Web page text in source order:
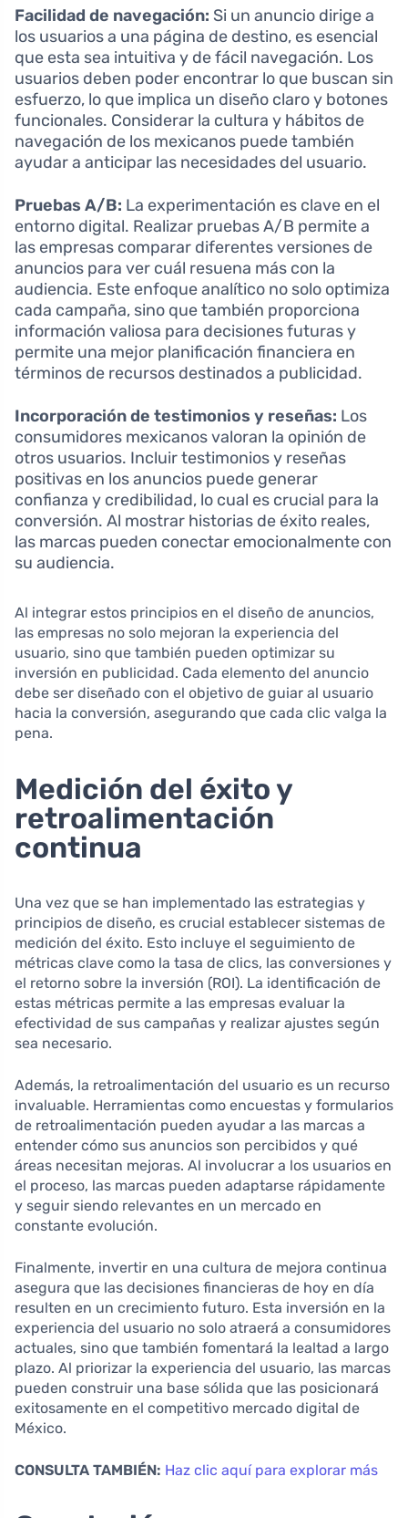
Facilidad de navegación: Si un anuncio dirige a
los usuarios a una página de destino, es esencial
que esta sea intuitiva y de fácil navegación. Los
usuarios deben poder encontrar lo que buscan sin
esfuerzo, lo que implica un diseño claro y botones
funcionales. Considerar la cultura y hábitos de
navegación de los mexicanos puede también
ayudar a anticipar las necesidades del usuario.
Pruebas A/B: La experimentación es clave en el
entorno digital. Realizar pruebas A/B permite a
las empresas comparar diferentes versiones de
anuncios para ver cuál resuena más con la
audiencia. Este enfoque analítico no solo optimiza
cada campaña, sino que también proporciona
información valiosa para decisiones futuras y
permite una mejor planificación financiera en
términos de recursos destinados a publicidad.
Incorporación de testimonios y reseñas: Los
consumidores mexicanos valoran la opinión de
otros usuarios. Incluir testimonios y reseñas
positivas en los anuncios puede generar
confianza y credibilidad, lo cual es crucial para la
conversión. Al mostrar historias de éxito reales,
las marcas pueden conectar emocionalmente con
su audiencia.
Al integrar estos principios en el diseño de anuncios,
las empresas no solo mejoran la experiencia del
usuario, sino que también pueden optimizar su
inversión en publicidad. Cada elemento del anuncio
debe ser diseñado con el objetivo de guiar al usuario
hacia la conversión, asegurando que cada clic valga la
pena.
Medición del éxito y
retroalimentación
continua
Una vez que se han implementado las estrategias y
principios de diseño, es crucial establecer sistemas de
medición del éxito. Esto incluye el seguimiento de
métricas clave como la tasa de clics, las conversiones y
el retorno sobre la inversión (ROI). La identificación de
estas métricas permite a las empresas evaluar la
efectividad de sus campañas y realizar ajustes según
sea necesario.
Además, la retroalimentación del usuario es un recurso
invaluable. Herramientas como encuestas y formularios
de retroalimentación pueden ayudar a las marcas a
entender cómo sus anuncios son percibidos y qué
áreas necesitan mejoras. Al involucrar a los usuarios en
el proceso, las marcas pueden adaptarse rápidamente
y seguir siendo relevantes en un mercado en
constante evolución.
Finalmente, invertir en una cultura de mejora continua
asegura que las decisiones financieras de hoy en día
resulten en un crecimiento futuro. Esta inversión en la
experiencia del usuario no solo atraerá a consumidores
actuales, sino que también fomentará la lealtad a largo
plazo. Al priorizar la experiencia del usuario, las marcas
pueden construir una base sólida que las posicionará
exitosamente en el competitivo mercado digital de
México.
CONSULTA TAMBIÉN: Haz clic aquí para explorar más